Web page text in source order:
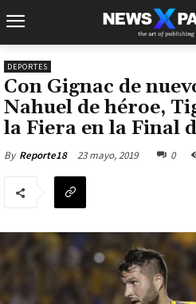
DEPORTES
Con Gignac de
Nahuel de héroe,
la Fiera en la Final
By Reporte18 23 mayo, 2019 0